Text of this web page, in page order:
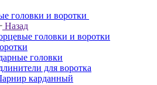
головки и воротки
Назад
головки и воротки
головки
для воротка
карданный